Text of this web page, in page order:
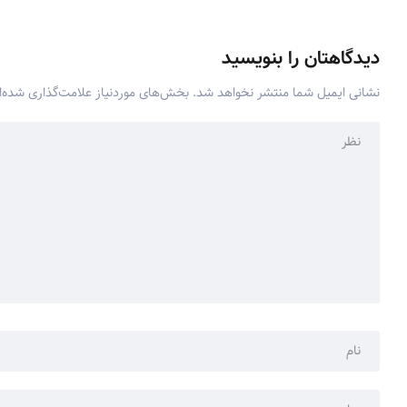
دیدگاهتان را بنویسید
نشانی ایمیل شما منتشر نخواهد شد. بخش‌های موردنیاز علامت‌گذاری